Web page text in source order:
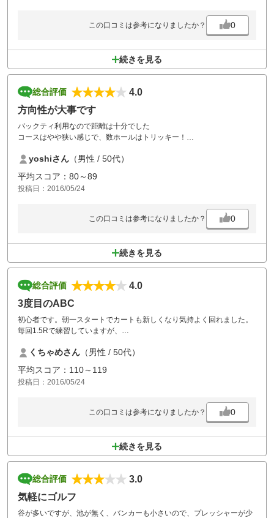
この口コミは参考になりましたか？ 0
続きを見る
総合評価
4.0
方向性が大事です
バックティ利用なので距離は十分でした
コースはやや狭い感じで、数ホールはトリッキー！
ゴルフの大事な要素「方向性」を養うには良いコースですね
ここで８０台が出る人は、かなり上手な方ですよ
是非お試しを！
yoshiさん （男性 / 50代）
平均スコア：80～89
投稿日：2016/05/24
この口コミは参考になりましたか？ 0
続きを見る
総合評価
4.0
3度目のABC
初心者です。朝一スタートでカートも新しくなり気持よく回れました。
毎回1.5Rで練習していますが、
くちゃめさん （男性 / 50代）
平均スコア：110～119
投稿日：2016/05/24
この口コミは参考になりましたか？ 0
続きを見る
総合評価
3.0
気軽にゴルフ
谷が多いですが、池が無く、バンカーも小さいので、プレッシャーが少